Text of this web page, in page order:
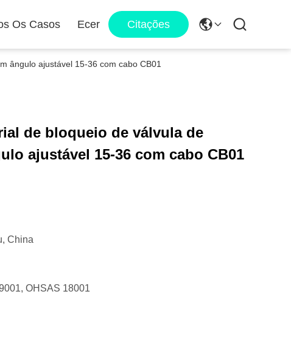
Os Casos Ecer Citações
ângulo ajustável 15-36 com cabo CB01
de bloqueio de válvula de
ajustável 15-36 com cabo CB01
China
OHSAS 18001